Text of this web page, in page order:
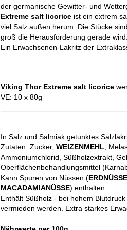
der germanische Gewitter- und
Extreme salt licorice ist ein extrem
viel Salz außen herum. Die Stücke
groß die Herausforderung gerade
Ein Erwachsenen-Lakritz der
Viking Thor Extreme salt licorice
VE: 10 x 80g
In Salz und Salmiak getunktes
Zutaten: Zucker, WEIZENMEHL ,
Ammoniumchlorid, Süßholzextrakt,
Oberflächenbehandlungsmittel
Kann Spuren von Nüssen (ERDNÜSSE
MACADAMIANÜSSE) enthalten.
Enthält Süßholz - bei hohem
vermieden werden. Extra starkes